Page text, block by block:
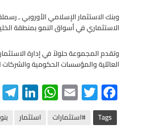
وبنك الاستثمار الإسلامي الأوروبي ـ
الاستثماري في أسواق النمو بمنطقة
وتقدم المجموعة حلولاً في إدارة
العائلية والمؤسسات الحكومية والشركات
F
ac
e
T
wi
tt
E
m
ail
W
h
at
Li
n
ke Tags #استثمارات استثمار